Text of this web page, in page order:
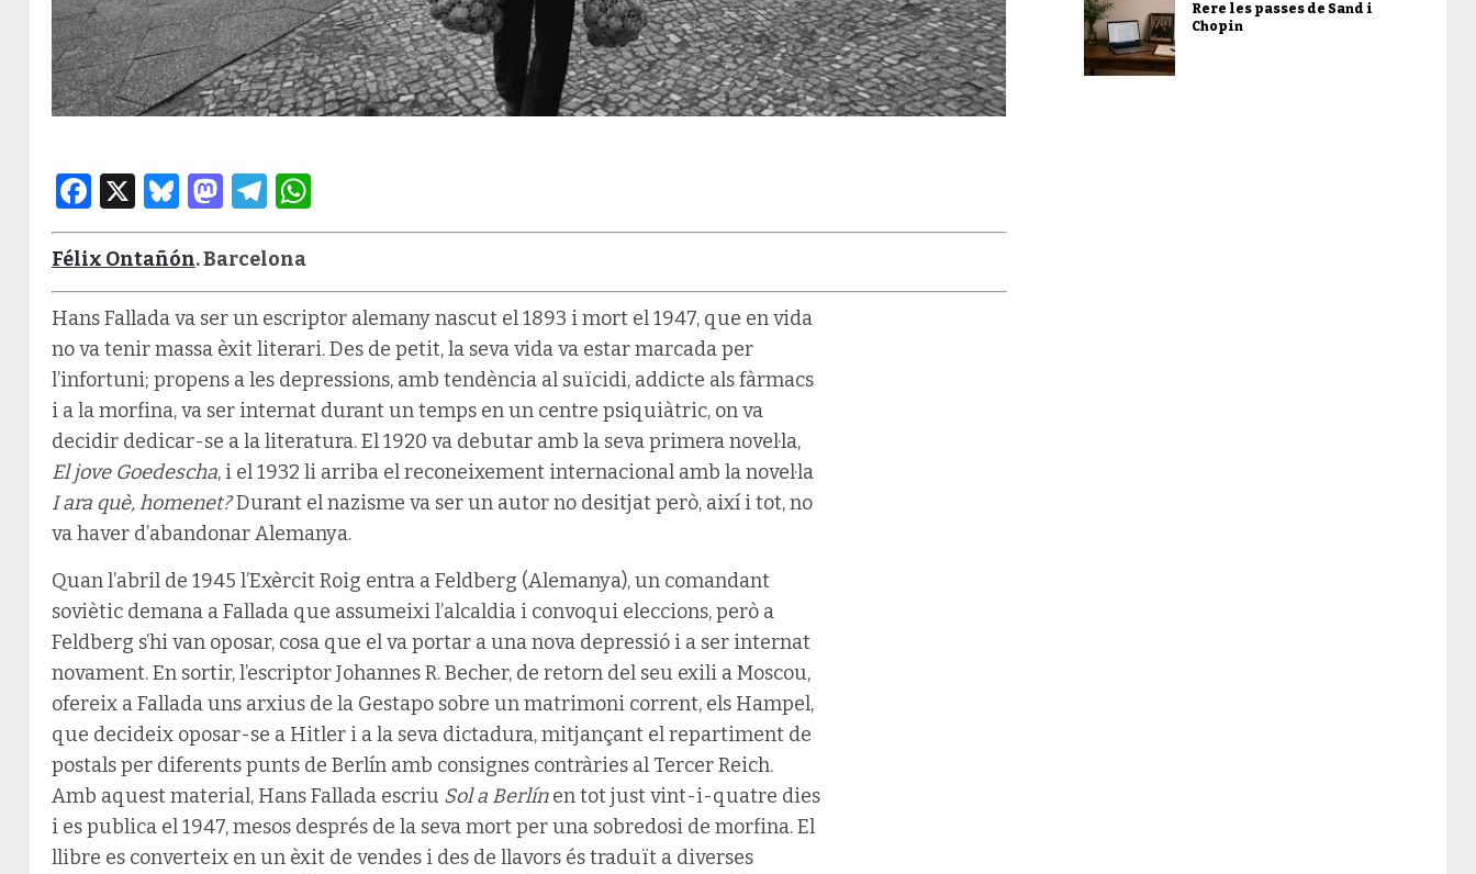
Facebook
X Bluesky
Mastodon
Telegram
Félix Ontañón. Barcelona
Hans Fallada va ser un escriptor alemany nascut el 1893 i mort el 1947, que en vida
no va tenir massa èxit literari. Des de petit, la seva vida va estar marcada per
l’infortuni; propens a les depressions, amb tendència al suïcidi, addicte als fàrmacs
i a la morfina, va ser internat durant un temps en un centre psiquiàtric, on va
decidir dedicar-se a la literatura. El 1920 va debutar amb la seva primera novel·la,
El jove Goedescha, i el 1932 li arriba el reconeixement internacional amb la novel·la
I ara què, homenet?Durant el nazisme va ser un autor no desitjat però, així i tot, no
va haver d’abandonar Alemanya.
Quan l’abril de 1945 l’Exèrcit Roig entra a Feldberg (Alemanya), un comandant
soviètic demana a Fallada que assumeixi l’alcaldia i convoqui eleccions, però a
Feldberg s’hi van oposar, cosa que el va portar a una nova depressió i a ser internat
novament. En sortir, l’escriptor Johannes R. Becher, de retorn del seu exili a Moscou,
ofereix a Fallada uns arxius de la Gestapo sobre un matrimoni corrent, els Hampel,
que decideix oposar-se a Hitler i a la seva dictadura, mitjançant el repartiment de
postals per diferents punts de Berlín amb consignes contràries al Tercer Reich.
Amb aquest material, Hans Fallada escriu Sol a Berlínen tot just vint-i-quatre dies
i es publica el 1947, mesos després de la seva mort per una sobredosi de morfina. El
llibre es converteix en un èxit de vendes i des de llavors és traduït a diverses
Rere les passes de Sand i
Chopin